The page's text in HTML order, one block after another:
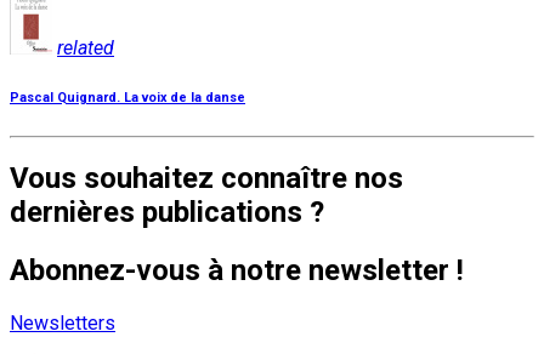
related
Pascal Quignard. La voix de la danse
Vous souhaitez connaître nos
dernières publications ?
Abonnez-vous à notre newsletter !
Newsletters